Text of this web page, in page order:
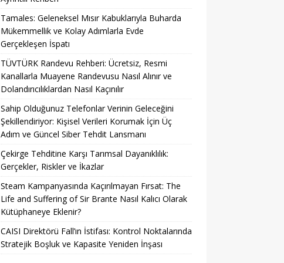
Tamales: Geleneksel Mısır Kabuklarıyla Buharda
Mükemmellik ve Kolay Adımlarla Evde
Gerçekleşen İspatı
TÜVTÜRK Randevu Rehberi: Ücretsiz, Resmi
Kanallarla Muayene Randevusu Nasıl Alınır ve
Dolandırıcılıklardan Nasıl Kaçınılır
Sahip Olduğunuz Telefonlar Verinin Geleceğini
Şekillendiriyor: Kişisel Verileri Korumak İçin Üç
Adım ve Güncel Siber Tehdit Lansmanı
Çekirge Tehditine Karşı Tarımsal Dayanıklılık:
Gerçekler, Riskler ve İkazlar
Steam Kampanyasında Kaçırılmayan Fırsat: The
Life and Suffering of Sir Brante Nasıl Kalıcı Olarak
Kütüphaneye Eklenir?
CAISI Direktörü Fall’ın İstifası: Kontrol Noktalarında
Stratejik Boşluk ve Kapasite Yeniden İnşası